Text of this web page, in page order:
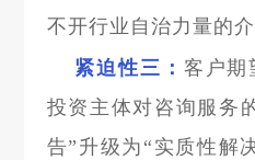
不开行业自治力量的介
紧迫性三： 客户期
投资主体对咨询服务
告”升级为“实质性解